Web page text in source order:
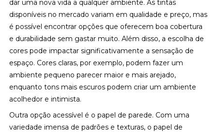
dar uma nova vida a qualquer ambiente. As tintas
disponíveis no mercado variam em qualidade e preço, mas
é possível encontrar opções que oferecem boa cobertura
e durabilidade sem gastar muito. Além disso, a escolha de
cores pode impactar significativamente a sensação de
espaço. Cores claras, por exemplo, podem fazer um
ambiente pequeno parecer maior e mais arejado,
enquanto tons mais escuros podem criar um ambiente
acolhedor e intimista.
Outra opção acessível é o papel de parede. Com uma
variedade imensa de padrões e texturas, o papel de